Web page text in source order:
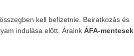
kell befizetnie. Beiratkozás és
indulása előtt. Áraink ÁFA-mentesek